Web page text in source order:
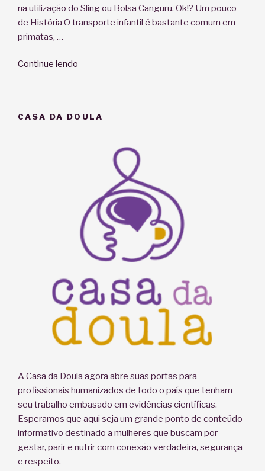
na utilização do Sling ou Bolsa Canguru. Ok!? Um pouco
de História O transporte infantil é bastante comum em
primatas, …
Continue lendo
de
quais
as
vantagens.
(Parte
CASA DA DOULA
A Casa da Doula agora abre suas portas para
profissionais humanizados de todo o país que tenham
seu trabalho embasado em evidências científicas.
Esperamos que aqui seja um grande ponto de conteúdo
informativo destinado a mulheres que buscam por
gestar, parir e nutrir com conexão verdadeira, segurança
e respeito.